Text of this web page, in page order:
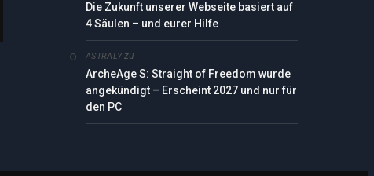
Die Zukunft unserer Webseite basiert auf
4 Säulen – und eurer Hilfe
ASTRALYzu
ArcheAge S: Straight of Freedom wurde
angekündigt – Erscheint 2027 und nur für
den PC